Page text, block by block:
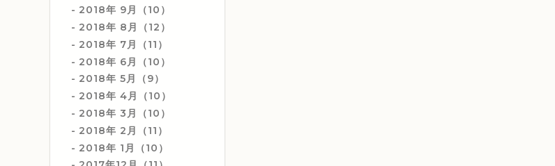
2018年 9月（10）
2018年 8月（12）
2018年 7月（11）
2018年 6月（10）
2018年 5月（9）
2018年 4月（10）
2018年 3月（10）
2018年 2月（11）
2018年 1月（10）